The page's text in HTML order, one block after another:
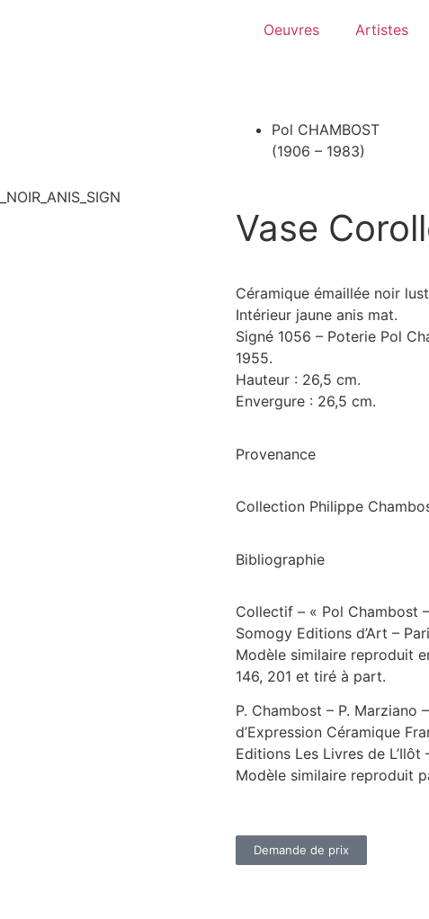
Oeuvres Artistes
Pol CHAMBOST
(1906 – 1983)
Vase
Céramique émaillée noir
Intérieur jaune anis mat.
Signé 1056 – Poterie Pol
1955.
Hauteur : 26,5 cm.
Envergure : 26,5 cm.
Provenance
Collection Philippe
Bibliographie
Collectif – « Pol Chambost
Somogy Editions d’Art –
Modèle similaire reproduit
146, 201 et tiré à part.
P. Chambost – P. Marziano
d’Expression Céramique
Editions Les Livres de L’Ilôt
Modèle similaire reproduit
Demande de prix